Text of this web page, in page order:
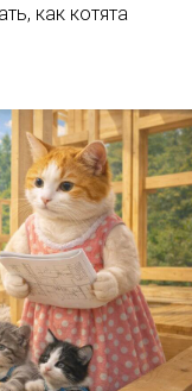
как котята